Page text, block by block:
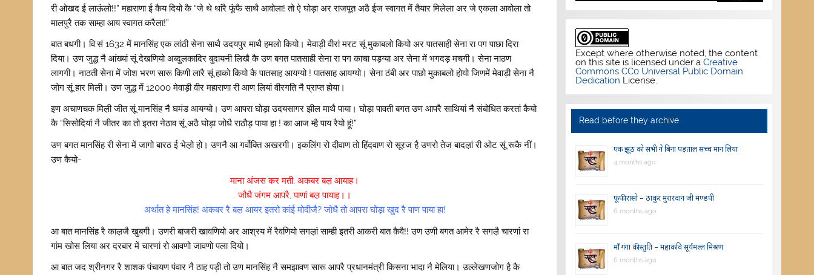
री ओखद ई लाऊंलो!!” महाराणा ई कैय दियो कै “जे थे थांरै फूंफै साथै आवोला! तो ऐ घोड़ा अर राजपूत अठै ईज स्वागत में तैयार मिलेला अर जे एकला आवोला तो
मालपुरै तक साम्हा आय स्वागत करैला!”
बात बधगी। वि.सं 1632 में मानसिंह एक लांठी सेना साथै उदयपुर माथै हमलो कियो। मेवाड़ी वीरां मरट सूं मुकाबलो कियो अर पातसाही सेना रा पग पाछा दिरा
दिया। उण जुद्ध नै आंख्यां सूं देखणियो अब्दुलकादिर बुदायनी लिखै कै उण बगत पातसाही सेना रा पग काचा पड़ग्या अर सेना में भगदड़ मचगी। सेना नाठण
लागगी। नाठती सेना में जोश भरण सारू किणी लारै सूं हाको कियो कै पातसाह आयग्यो ! पातसाह आयग्यो। सेना ठंबी अर पाछो मुकाबलो होयो जिणमें मेवाड़ी सेना नै
जोग सूं हार मिली। उण जुद्ध में 12000 मेवाड़ी वीर महाराणा री आण लियां वीरगति नै प्राप्त होया।
इण अचाणचक मिल़ी जीत सूं मानसिंह नै घमंड आयग्यो। उण आपरा घोड़ा उदयसागर झील माथै पाया। घोड़ा पावती बगत उण आपरै साथियां नै संबोधित करतां कैयो
कै “सिसोदियां नै जीतर का तो इतरा नेठाव सूं अठै घोड़ा जोधै राठौड़ पाया हा ! का आज म्है पाय रैयो हूं!”
उण बगत मानसिंह री सेना में जागो बारठ ई भेल़ो हो। उणनै आ गर्वोक्ति अखरगी। इकलिंग रो दीवाण तो हिंदवाण रो सूरज है उणरो तेज बादल़ां री ओट सूं रूकै नीं।
उण कैयो-
माना अंजस कर मती, अकबर बल़ आयाह।
जौधै जंगम आपरै, पाणां बल़ पायाह।।
अर्थात हे मानसिंह! अकबर रै बल़ आयर इतरो कांई मोदीजै? जोधै तो आपरा घोड़ा खुद रै पाण पाया हा!
आ बात मानसिंह रै काल़जै खुबगी। उणरी बाजरी खावणियो अर आश्रय में रैवणियो सगल़ां साम्ही इतरी आकरी बात कैवै!! उण उणी बगत आमेर रै सगल़ै चारणां रा
गांम खोस लिया अर दरबार में चारणां रो आवणो जावणो पला दियो।
आ बात जद श्रीनगर रै शाशक पंचायण पंवार नै ठाह पड़ी तो उण मानसिंह नै समझावण सारू आपरै प्रधानमंत्री किसना भादा नै मेलिया। उल्लेखणजोग है कै
Except where otherwise noted, the content
on this site is licensed under a Creative
Commons CC0 Universal Public Domain
Dedication License.
Read before they archive
एक झूठ को सभी ने बिना पड़ताल सच्च मान लिया
4 months ago
फूंफी रासो – ठाकुर मुरारदान जी मण्डपी
6 months ago
माँ गंगा की स्तुति – महाकवि सूर्यमल्ल मिश्रण
6 months ago